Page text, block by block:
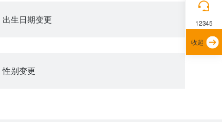
出生日期变更
性别变更
12345
收起